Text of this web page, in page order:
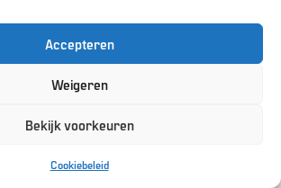
Accepteren
Weigeren
Bekijk voorkeuren
Cookiebeleid